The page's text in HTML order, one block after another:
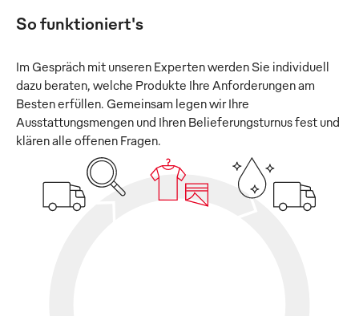
So funktioniert's
Im Gespräch mit unseren Experten werden Sie individuell
dazu beraten, welche Produkte Ihre Anforderungen am
Besten erfüllen. Gemeinsam legen wir Ihre
Ausstattungsmengen und Ihren Belieferungsturnus fest und
klären alle offenen Fragen.